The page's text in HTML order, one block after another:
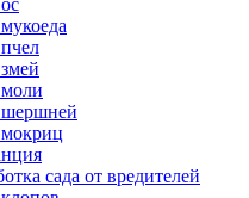
сада от вредителей